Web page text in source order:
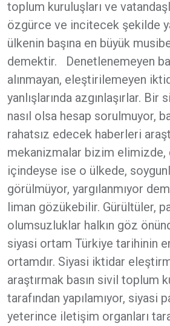
toplum kuruluşları ve
özgürce ve incitecek şekilde
ülkenin başına en büyük
demektir. Denetlenemeyen
alınmayan, eleştirilemeyen
yanlışlarında azgınlaşırlar. Bir
nasıl olsa hesap sorulmuyor,
rahatsız edecek haberleri
mekanizmalar bizim elimizde,
içindeyse ise o ülkede,
görülmüyor, yargılanmıyor
liman gözükebilir. Gürültüler,
olumsuzluklar halkın göz
siyasi ortam Türkiye tarihinin
ortamdır. Siyasi iktidar
araştırmak basın sivil toplum
tarafından yapılamıyor, siyasi
yeterince iletişim organları